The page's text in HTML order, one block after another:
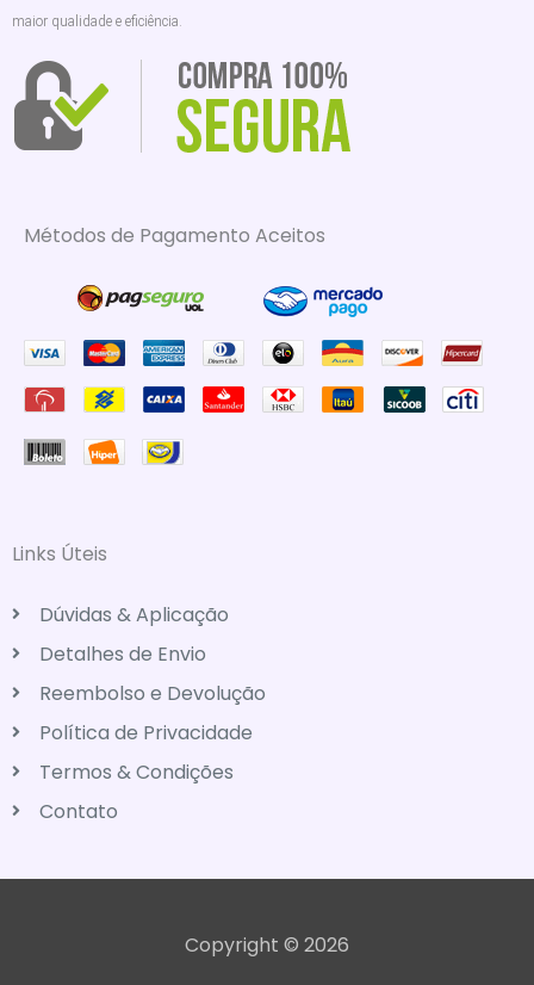
maior qualidade e eficiência.
Métodos de Pagamento Aceitos
Links Úteis
Dúvidas & Aplicação
Detalhes de Envio
Reembolso e Devolução
Política de Privacidade
Termos & Condições
Contato
Copyright © 2026